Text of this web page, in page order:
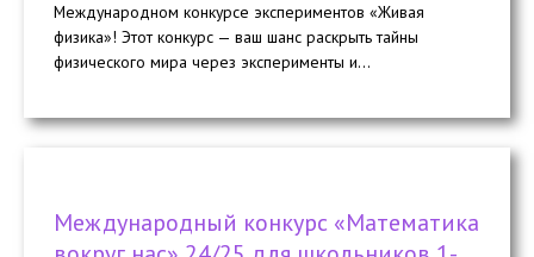
Международном конкурсе экспериментов «Живая
физика»! Этот конкурс — ваш шанс раскрыть тайны
физического мира через эксперименты и...
Международный конкурс «Математика